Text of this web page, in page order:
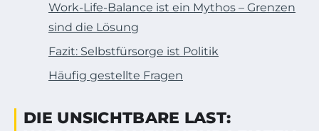
Work-Life-Balance ist ein Mythos – Grenzen
sind die Lösung
Fazit: Selbstfürsorge ist Politik
Häufig gestellte Fragen
DIE UNSICHTBARE LAST: